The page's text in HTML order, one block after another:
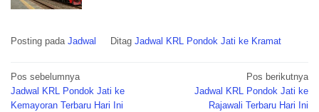
Posting pada Jadwal Ditag Jadwal KRL Pondok Jati ke Kramat
Navigasi
pos
Pos sebelumnya
Jadwal KRL Pondok Jati ke
Kemayoran Terbaru Hari Ini
Pos berikutnya
Jadwal KRL Pondok Jati ke
Rajawali Terbaru Hari Ini